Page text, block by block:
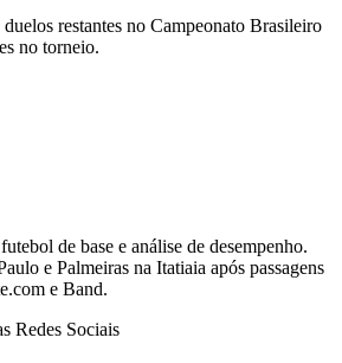
restantes no Campeonato Brasileiro
no torneio.
de base e análise de desempenho.
e Palmeiras na Itatiaia após passagens
e Band.
Redes Sociais